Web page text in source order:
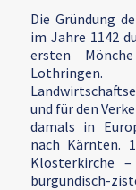
Die Gründung
im Jahre 1142
ersten
und für den
damals in
nach Kärnten.
Klosterkirche
burgundisch-